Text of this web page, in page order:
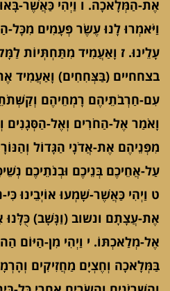
אֶת-הַמְּלָאכָה. ו וַיְהִי כַּאֲשֶׁר-
וַיֹּאמְרוּ לָנוּ עֶשֶׂר פְּעָמִים
עָלֵינוּ. ז וָאַעֲמִיד מִתַּחְתְּיוֹת
בצחחיים (בַּצְּחִחִים) וָאַעֲמִיד
עִם-חַרְבֹתֵיהֶם רָמְחֵיהֶם
וָאֹמַר אֶל-הַחֹרִים וְאֶל-הַסְּגָנִים
מִפְּנֵיהֶם אֶת-אֲדֹנָי הַגָּדוֹל
עַל-אֲחֵיכֶם בְּנֵיכֶם וּבְנֹתֵיכֶם
ט וַיְהִי כַּאֲשֶׁר-שָׁמְעוּ אוֹיְבֵינוּ
אֶת-עֲצָתָם ונשוב (וַנָּשָׁב)
אֶל-מְלַאכְתּוֹ. י וַיְהִי מִן-הַיּוֹם
בַּמְּלָאכָה וְחֶצְיָם מַחֲזִיקִים